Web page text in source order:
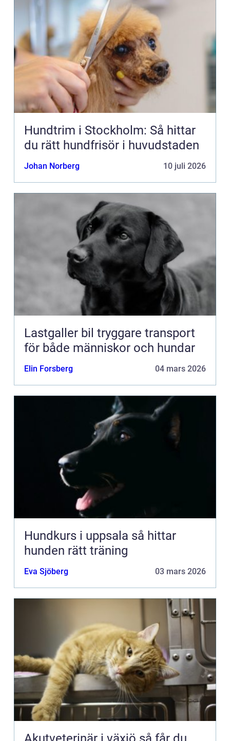
Hundtrim i Stockholm: Så hittar
du rätt hundfrisör i huvudstaden
Johan Norberg 10 juli 2026
Lastgaller bil tryggare transport
för både människor och hundar
Elin Forsberg 04 mars 2026
Hundkurs i uppsala så hittar
hunden rätt träning
Eva Sjöberg 03 mars 2026